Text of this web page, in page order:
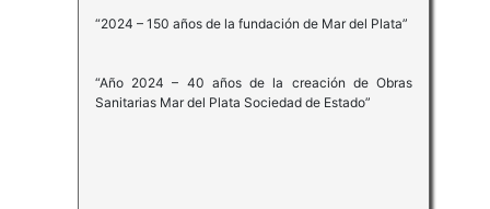
“2024 – 150 años de la fundación de Mar del Plata”
“Año 2024 – 40 años de la creación de Obras
Sanitarias Mar del Plata Sociedad de Estado”